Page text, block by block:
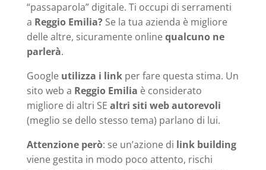
“passaparola” digitale. Ti occupi di serramenti
a Reggio Emilia? Se la tua azienda è migliore
delle altre, sicuramente onlinequalcuno ne
parlerà.
Google utilizza i linkper fare questa stima. Un
sito web a Reggio Emilia è considerato
migliore di altri SE altri siti web autorevoli
(meglio se dello stesso tema) parlano di lui.
Attenzione però: se un’azione di link building
viene gestita in modo poco attento, rischi